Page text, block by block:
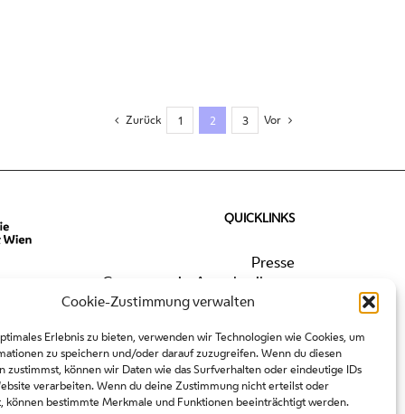
Cookie-Zustimmung verwalten
Erlebnis zu bieten, verwenden wir Technologien wie Cookies, um
zu speichern und/oder darauf zuzugreifen. Wenn du diesen
zustimmst, können wir Daten wie das Surfverhalten oder eindeutige IDs
verarbeiten. Wenn du deine Zustimmung nicht erteilst oder
können bestimmte Merkmale und Funktionen beeinträchtigt werden.
Zurück 1 2 3 Vor
QUICKLINKS
Presse
Gastronomie-Ausschreibung